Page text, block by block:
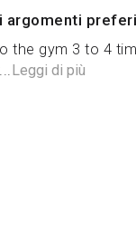
argomenti
the gym 3 to 4
Leggi di più